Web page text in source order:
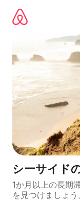
シーサイド
1か月以上の長期
を見つけましょう